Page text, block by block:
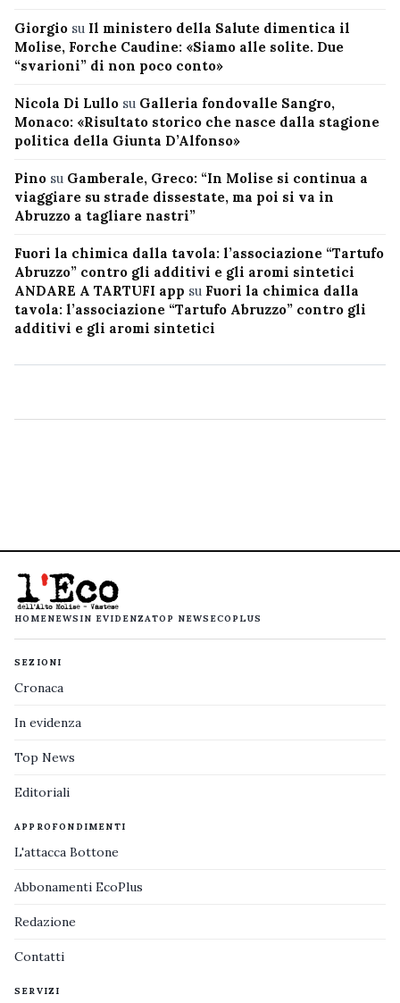
Giorgio su Il ministero della Salute dimentica il
Molise, Forche Caudine: «Siamo alle solite. Due
“svarioni” di non poco conto»
Nicola Di Lullo su Galleria fondovalle Sangro,
Monaco: «Risultato storico che nasce dalla stagione
politica della Giunta D’Alfonso»
Pino su Gamberale, Greco: “In Molise si continua a
viaggiare su strade dissestate, ma poi si va in
Abruzzo a tagliare nastri”
Fuori la chimica dalla tavola: l’associazione “Tartufo
Abruzzo” contro gli additivi e gli aromi sintetici
ANDARE A TARTUFI app su Fuori la chimica dalla
tavola: l’associazione “Tartufo Abruzzo” contro gli
additivi e gli aromi sintetici
HOMENEWS IN EVIDENZATOP NEWS ECOPLUS
SEZIONI
Cronaca
In evidenza
Top News
Editoriali
APPROFONDIMENTI
L'attacca Bottone
Abbonamenti EcoPlus
Redazione
Contatti
SERVIZI